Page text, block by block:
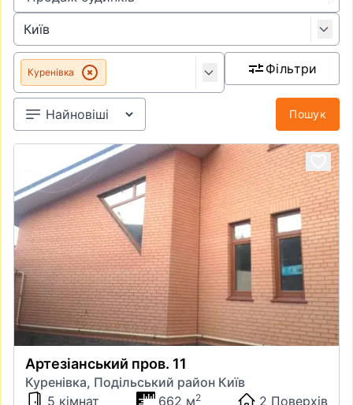
Куренівка Фільтри
Пошук
Артезіанський пров. 11
Куренівка, Подільський район Київ
5 кімнат
662 м2
2 Поверхів